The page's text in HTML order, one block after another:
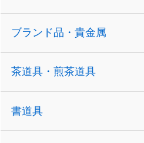
ブランド品・貴金属
茶道具・煎茶道具
書道具